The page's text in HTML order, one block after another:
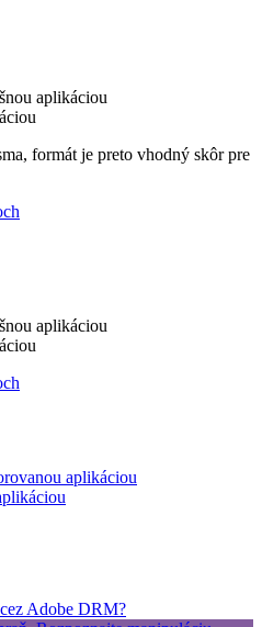
aplikáciou
formát je preto vhodný skôr pre
aplikáciou
aplikáciou
Adobe DRM?